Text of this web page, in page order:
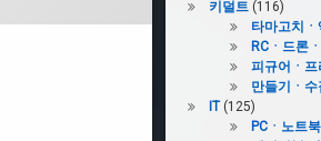
키덜트 (116)
타마고치
RCㆍ드론
피규어ㆍ
만들기ㆍ수
IT(125)
PCㆍ노트